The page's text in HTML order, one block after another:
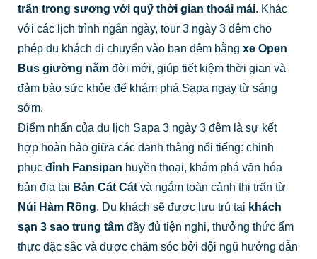
trấn trong sương với quỹ thời gian thoải mái. Khác
với các lịch trình ngắn ngày, tour 3 ngày 3 đêm cho
phép du khách di chuyển vào ban đêm bằng xe Open
Bus giường nằmđời mới, giúp tiết kiệm thời gian và
đảm bảo sức khỏe để khám phá Sapa ngay từ sáng
sớm.
Điểm nhấn của du lịch Sapa 3 ngày 3 đêm là sự kết
hợp hoàn hảo giữa các danh thắng nổi tiếng: chinh
phục đỉnh Fansipan huyền thoại, khám phá văn hóa
bản địa tại Bản Cát Cátvà ngắm toàn cảnh thị trấn từ
Núi Hàm Rồng. Du khách sẽ được lưu trú tại khách
sạn 3 sao trung tâmđầy đủ tiện nghi, thưởng thức ẩm
thực đặc sắc và được chăm sóc bởi đội ngũ hướng dẫn